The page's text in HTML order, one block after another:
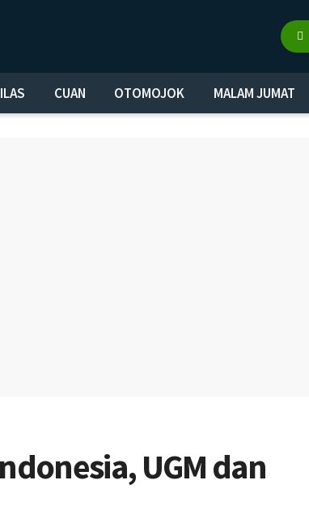
CUAN OTOMOJOK MALAM JUMAT
UGM dan